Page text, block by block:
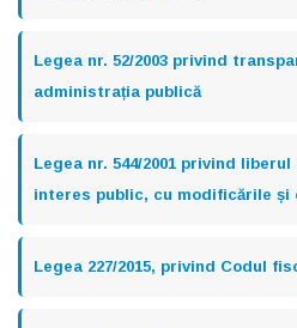
Legea nr. 52/2003 privind
administrația publică
Legea nr. 544/2001 privind
interes public, cu modificările
Legea 227/2015, privind Codul